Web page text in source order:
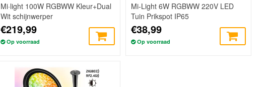
Mi·light 100W RGBWW Kleur+Dual
Wit schijnwerper
€219,99
Op voorraad
Mi-Light 6W RGBWW 220V LED
Tuin Prikspot IP65
€38,99
Op voorraad